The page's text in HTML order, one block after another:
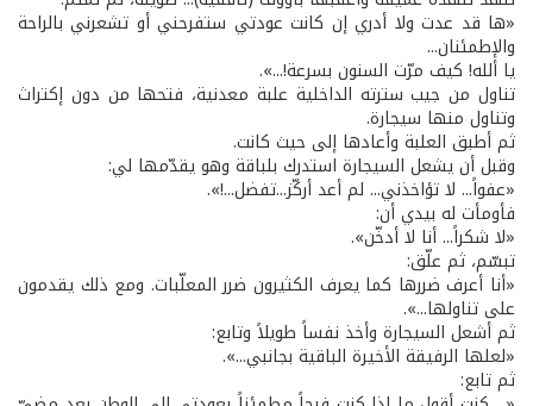
«ها قد عدت ولا أدري إن كانت عودتي ستفرحني أو تشعرني بالراحة
والإطمئنان...
يا ألله! كيف مرّت السنون بسرعة!...».
تناول من جيب سترته الداخلية علبة معدنية، فتحها من دون إكتراث
وتناول منها سيجارة.
ثم أطبق العلبة وأعادها إلى حيث كانت.
وقبل أن يشعل السيجارة استدرك بلباقة وهو يقدّمها لي:
«عفواً... لا تؤاخذني... لم أعد أركّز...تفضل...!».
فأومأت له بيدي أن:
«لا شكراً... أنا لا أدخّن».
تبسّم، ثم علّق:
«أنا أعرف ضررها كما يعرف الكثيرون ضرر المعلّبات. ومع ذلك يقدمون
على تناولها...».
ثم أشعل السيجارة وأخذ نفساً طويلاً وتابع:
«لعلها الرفيقة الأخيرة الباقية بجانبي...».
ثم تابع: